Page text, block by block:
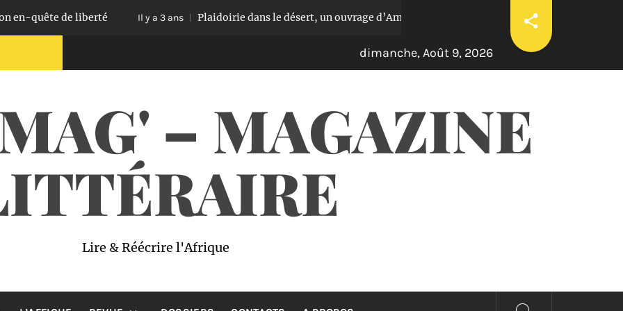
quête de liberté Il y a 3 ans Plaidoirie dans le désert, un ouvrage d’Ambroise Kom Ama Ata Aidoo :
dimanche, Août 9, 2026
– MAGAZINE
Lire & Réécrire l'Afrique